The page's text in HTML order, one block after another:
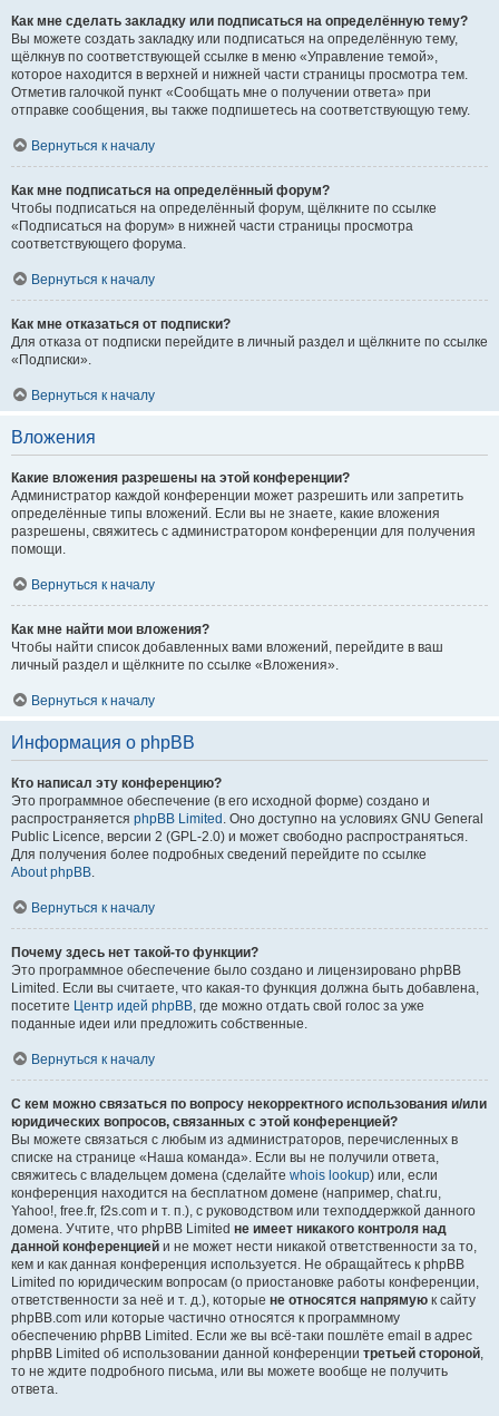
Как мне сделать закладку или подписаться на определённую тему?
Вы можете создать закладку или подписаться на определённую тему,
щёлкнув по соответствующей ссылке в меню «Управление темой»,
которое находится в верхней и нижней части страницы просмотра тем.
Отметив галочкой пункт «Сообщать мне о получении ответа» при
отправке сообщения, вы также подпишетесь на соответствующую тему.
Вернуться к началу
Как мне подписаться на определённый форум?
Чтобы подписаться на определённый форум, щёлкните по ссылке
«Подписаться на форум» в нижней части страницы просмотра
соответствующего форума.
Вернуться к началу
Как мне отказаться от подписки?
Для отказа от подписки перейдите в личный раздел и щёлкните по ссылке
«Подписки».
Вернуться к началу
Вложения
Какие вложения разрешены на этой конференции?
Администратор каждой конференции может разрешить или запретить
определённые типы вложений. Если вы не знаете, какие вложения
разрешены, свяжитесь с администратором конференции для получения
помощи.
Вернуться к началу
Как мне найти мои вложения?
Чтобы найти список добавленных вами вложений, перейдите в ваш
личный раздел и щёлкните по ссылке «Вложения».
Вернуться к началу
Информация о phpBB
Кто написал эту конференцию?
Это программное обеспечение (в его исходной форме) создано и
распространяется phpBB Limited . Оно доступно на условиях GNU General
Public Licence, версии 2 (GPL-2.0) и может свободно распространяться.
Для получения более подробных сведений перейдите по ссылке
About phpBB.
Вернуться к началу
Почему здесь нет такой-то функции?
Это программное обеспечение было создано и лицензировано phpBB
Limited. Если вы считаете, что какая-то функция должна быть добавлена,
посетите Центр идей phpBB, где можно отдать свой голос за уже
поданные идеи или предложить собственные.
Вернуться к началу
С кем можно связаться по вопросу некорректного использования и/или
юридических вопросов, связанных с этой конференцией?
Вы можете связаться с любым из администраторов, перечисленных в
списке на странице «Наша команда». Если вы не получили ответа,
свяжитесь с владельцем домена (сделайте whois lookup) или, если
конференция находится на бесплатном домене (например, chat.ru,
Yahoo!, free.fr, f2s.com и т. п.), с руководством или техподдержкой данного
домена. Учтите, что phpBB Limited не имеет никакого контроля над
данной конференцией и не может нести никакой ответственности за то,
кем и как данная конференция используется. Не обращайтесь к phpBB
Limited по юридическим вопросам (о приостановке работы конференции,
ответственности за неё и т. д.), которые не относятся напрямую к сайту
phpBB.com или которые частично относятся к программному
обеспечению phpBB Limited. Если же вы всё-таки пошлёте email в адрес
phpBB Limited об использовании данной конференции третьей стороной,
то не ждите подробного письма, или вы можете вообще не получить
ответа.